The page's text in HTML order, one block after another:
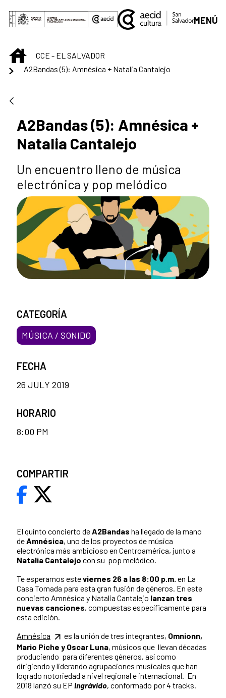
Skip to Main Content
MENÚ
INICIOCCE - EL SALVADOR
A2Bandas (5): Amnésica + Natalia Cantalejo
A2Bandas (5): Amnésica +
Natalia Cantalejo
Un encuentro lleno de música
electrónica y pop melódico
El quinto concierto deA2Bandas ha llegado de la mano
deAmnésica, uno de los proyectos de música
electrónica más ambicioso en Centroamérica, junto a
Natalia Cantalejo con su pop melódico.
Te esperamos esteviernes 26 a las 8:00 p.m. en La
Casa Tomada para esta gran fusión de géneros. En este
concierto Amnésica y Natalia Cantalejo lanzan tres
nuevas canciones, compuestas específicamente para
esta edición.
Amnésica
es la unión de tres integrantes, Omnionn,
Mario Piche y Oscar Luna, músicos que llevan décadas
produciendo para diferentes géneros, así como
dirigiendo y liderando agrupaciones musicales que han
logrado notoriedad a nivel regional e internacional. En
2018 lanzó su EP Ingrávido, conformado por 4 tracks.
CATEGORÍA
MÚSICA / SONIDO
FECHA
26 JULY 2019
HORARIO
8:00 PM
COMPARTIR